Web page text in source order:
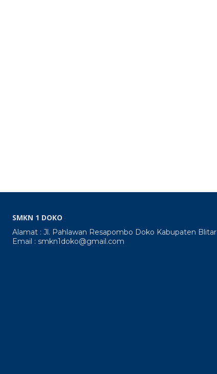
SMKN 1 DOKO
Alamat : Jl. Pahlawan Resapombo Doko Kabupaten Blitar
Email : smkn1doko@gmail.com